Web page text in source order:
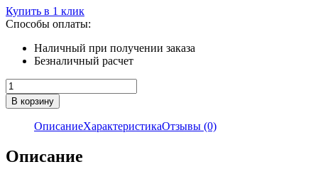
Купить в 1 клик
Способы оплаты:
Наличный при получении заказа
Безналичный расчет
Количество
товара
Купольное
зеркало
(полусфера)
D=800х360мм
В корзину
ОписаниеХарактеристикаОтзывы (0)
Описание